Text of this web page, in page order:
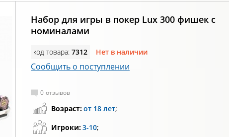
Набор для игры в покер Lux 300 фишек с
номиналами
код товара: 7312 Нет в наличии
Сообщить о поступлении
0 отзывов
Возраст:от 18 лет;
Игроки:3-10;